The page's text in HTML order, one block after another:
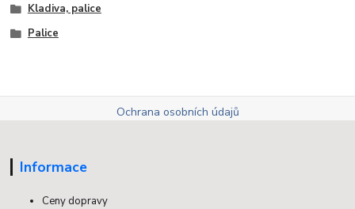
Kladiva, palice
Palice
Ochrana osobních údajů
Informace
Ceny dopravy